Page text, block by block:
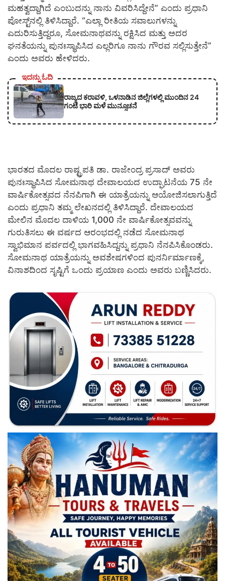
ಮಹತ್ವದ್ದಾಗಿದೆ ಎಂಬುದನ್ನು ನಾನು ವಿವರಿಸಿದ್ದೇನೆ” ಎಂದು ಪ್ರಧಾನಿ
ಪೋಸ್ಟ್‌ನಲ್ಲಿ ತಿಳಿಸಿದ್ದಾರೆ. “ಎಲ್ಲಾ ರೀತಿಯ ಸವಾಲುಗಳನ್ನು
ಎದುರಿಸುತ್ತಿದ್ದರೂ, ಸೋಮನಾಥವನ್ನು ರಕ್ಷಿಸಿದ ಮತ್ತು ಅದರ
ಘನತೆಯನ್ನು ಪುನಃಸ್ಥಾಪಿಸಿದ ಎಲ್ಲರಿಗೂ ನಾನು ಗೌರವ ಸಲ್ಲಿಸುತ್ತೇನೆ”
ಎಂದು ಅವರು ಹೇಳಿದರು.
ಇದನ್ನು ಓದಿ
ರಾಜ್ಯದ ಕರಾವಳಿ, ಒಳನಾಡಿನ ಜಿಲ್ಲೆಗಳಲ್ಲಿ ಮುಂದಿನ 24
ಗಂಟೆ ಭಾರಿ ಮಳೆ ಮುನ್ಸೂಚನೆ
ಭಾರತದ ಮೊದಲ ರಾಷ್ಟ್ರಪತಿ ಡಾ. ರಾಜೇಂದ್ರ ಪ್ರಸಾದ್ ಅವರು
ಪುನಃಸ್ಥಾಪಿಸಿದ ಸೋಮನಾಥ ದೇವಾಲಯದ ಉದ್ಘಾಟನೆಯ 75 ನೇ
ವಾರ್ಷಿಕೋತ್ಸವದ ನೆನಪಿಗಾಗಿ ಈ ಯಾತ್ರೆಯನ್ನು ಆಯೋಜಿಸಲಾಗುತ್ತಿದೆ
ಎಂದು ಪ್ರಧಾನಿ ತಮ್ಮ ಲೇಖನದಲ್ಲಿ ತಿಳಿಸಿದ್ದಾರೆ. ದೇವಾಲಯದ
ಮೇಲಿನ ಮೊದಲ ದಾಳಿಯ 1,000 ನೇ ವಾರ್ಷಿಕೋತ್ಸವವನ್ನು
ಗುರುತಿಸಲು ಈ ವರ್ಷದ ಆರಂಭದಲ್ಲಿ ನಡೆದ ಸೋಮನಾಥ
ಸ್ವಾಭಿಮಾನ ಪರ್ವದಲ್ಲಿ ಭಾಗವಹಿಸಿದ್ದನ್ನು ಪ್ರಧಾನಿ ನೆನಪಿಸಿಕೊಂಡರು.
ಸೋಮನಾಥ ಯಾತ್ರೆಯನ್ನು ಅವಶೇಷಗಳಿಂದ ಪುನರ್ನಿರ್ಮಾಣಕ್ಕೆ,
ವಿನಾಶದಿಂದ ಸೃಷ್ಟಿಗೆ ಒಂದು ಪ್ರಯಾಣ ಎಂದು ಅವರು ಬಣ್ಣಿಸಿದರು.